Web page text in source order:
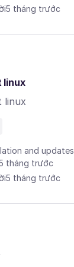
5 tháng trước
linux
linux
and updates
tháng trước
5 tháng trước